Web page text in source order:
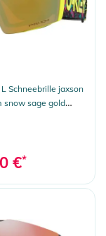
L Schneebrille jaxson
snow sage gold
€*